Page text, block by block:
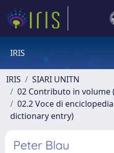
IRIS
IRIS
SIARI UNITN
02 Contributo in volume
02.2 Voce di
dictionary entry)
Peter Blau